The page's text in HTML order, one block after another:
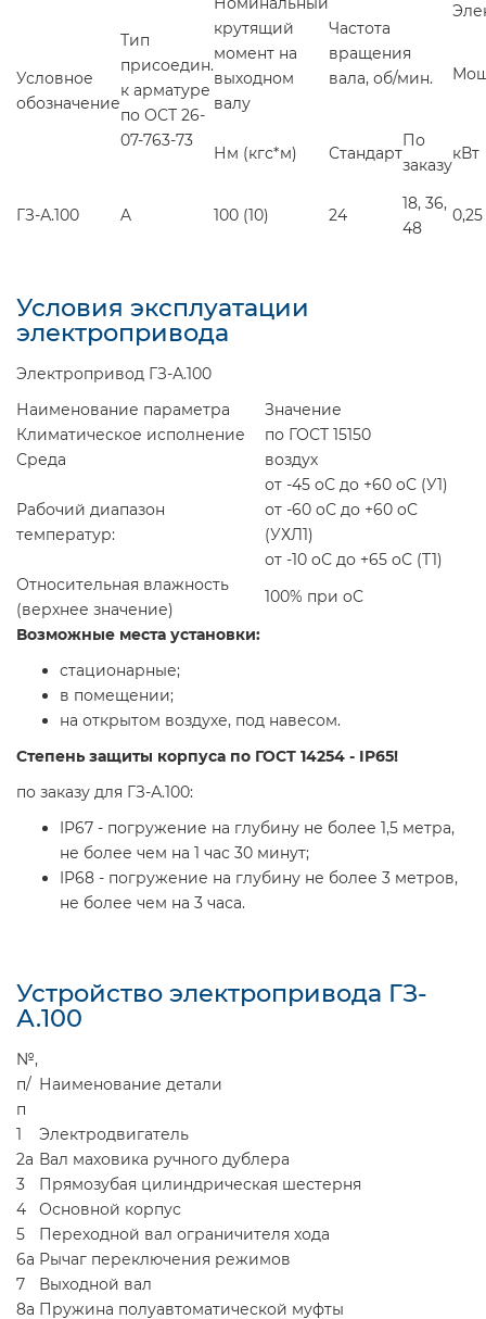
Условное
обозначение
Тип
присоедин.
к арматуре
по ОСТ 26-
07-763-73
крутящий
момент на
выходном
валу
Частота
вращения
вала, об/мин.
Нм (кгс*м) Стандарт
По
заказу
кВт
ГЗ-А.100 A 100 (10) 24
18, 36,
48
0,25
Условия эксплуатации
электропривода
Электропривод ГЗ-А.100
Наименование параметра
Значение
Климатическое исполнение
по ГОСТ 15150
Среда
воздух
Рабочий диапазон
температур:
от -45 oС до +60 oС (У1)
от -60 oС до +60 oС
(УХЛ1)
от -10 oС до +65 oС (T1)
Относительная влажность
(верхнее значение)
100% при oС
Возможные места установки:
стационарные;
в помещении;
на открытом воздухе, под навесом.
Степень защиты корпуса по ГОСТ 14254 - IP65!
по заказу для ГЗ-А.100:
IP67 - погружение на глубину не более 1,5 метра,
не более чем на 1 час 30 минут;
IP68 - погружение на глубину не более 3 метров,
не более чем на 3 часа.
Устройство электропривода ГЗ-
А.100
№,
п/
п
Наименование детали
1
Электродвигатель
2а Вал маховика ручного дублера
3
Прямозубая цилиндрическая шестерня
4
Основной корпус
5
Переходной вал ограничителя хода
6а Рычаг переключения режимов
7
Выходной вал
8а Пружина полуавтоматической муфты